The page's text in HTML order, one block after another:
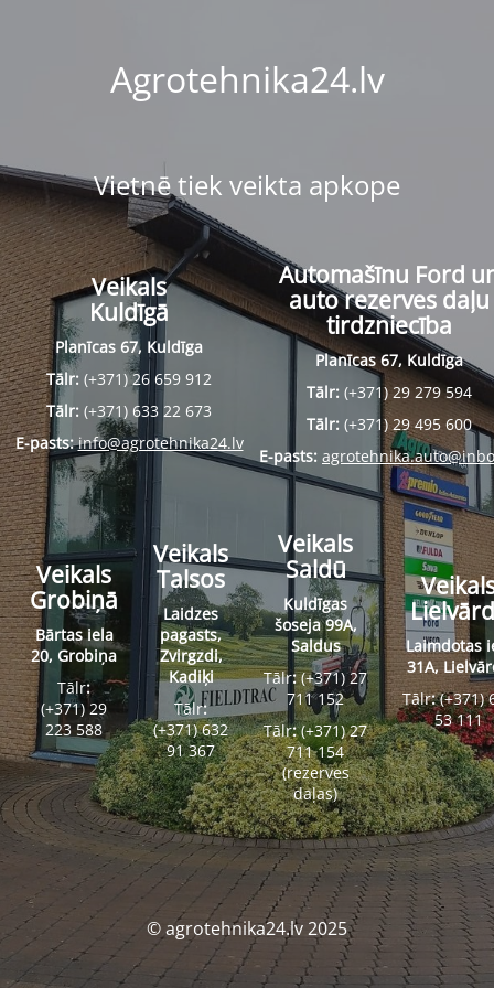
Agrotehnika24.lv
Vietnē tiek veikta apkope
Veikals
Kuldīgā
Planīcas 67, Kuldīga
Tālr: (+371) 26 659 912
Tālr: (+371) 633 22 673
E-pasts:info@agrotehnika24.lv
Automašīnu Ford
auto rezerves daļu
tirdzniecība
Planīcas 67, Kuldīga
Tālr: (+371) 29 279 594
Tālr: (+371) 29 495 600
E-pasts:
Veikals
Grobiņā
Bārtas iela
20, Grobiņa
Tālr:
(+371) 29
223 588
Veikals
Talsos
Laidzes
pagasts,
Zvirgzdi,
Kadiķi
Tālr:
(+371) 632
91 367
Veikals
Saldū
Kuldīgas
šoseja 99A,
Saldus
Tālr:(+371) 27
711 152
Tālr:(+371) 27
711 154
(rezerves
daļas)
Laimdotas
31A,
Tālr:(+371)
53 111
© agrotehnika24.lv 2025